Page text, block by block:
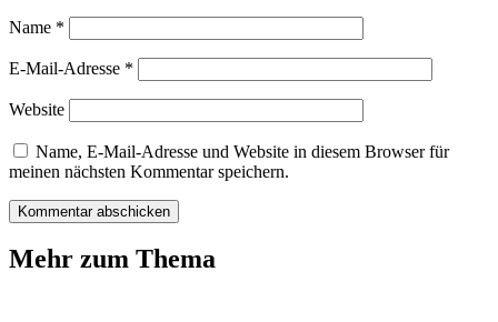
Name *
E-Mail-Adresse *
Website
Name, E-Mail-Adresse und Website in diesem Browser für
meinen nächsten Kommentar speichern.
Mehr zum Thema